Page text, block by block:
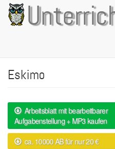
Direkt
zum
Inhalt
Eskimo
Arbeitsblatt mit bearbeitbarer
Aufgabenstellung + MP3 kaufen
ca. 10000 AB für nur 20 €